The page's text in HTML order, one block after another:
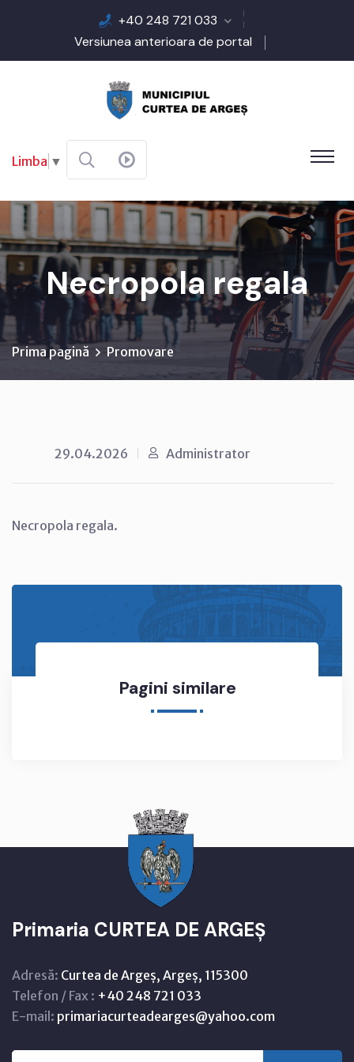
+40 248 721 033
Versiunea anterioara de portal
Limba ▼
Necropola regala
Prima pagină Promovare
Pagini similare
29.04.2026 Administrator
Necropola regala.
Primaria CURTEA DE ARGEȘ
Adresă: Curtea de Argeș, Argeș, 115300
Telefon / Fax : +40 248 721 033
E-mail: primariacurteadearges@yahoo.com